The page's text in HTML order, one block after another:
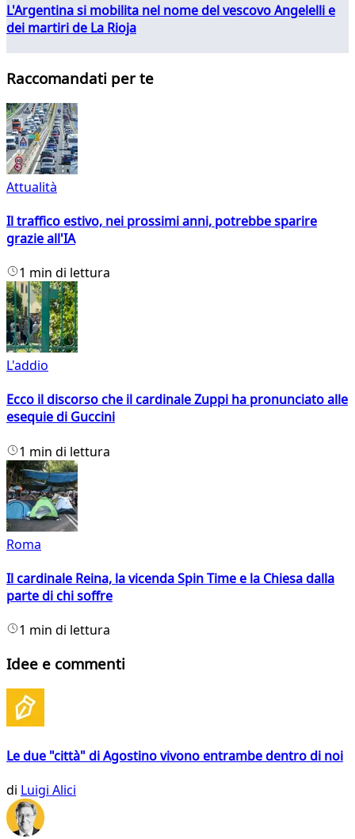
L'Argentina si mobilita nel nome del vescovo Angelelli e
dei martiri de La Rioja
Raccomandati per te
Attualità
Il traffico estivo, nei prossimi anni, potrebbe sparire
grazie all'IA
1 min di lettura
L'addio
Ecco il discorso che il cardinale Zuppi ha pronunciato alle
esequie di Guccini
1 min di lettura
Roma
Il cardinale Reina, la vicenda Spin Time e la Chiesa dalla
parte di chi soffre
1 min di lettura
Idee e commenti
Le due "città" di Agostino vivono entrambe dentro di noi
di Luigi Alici